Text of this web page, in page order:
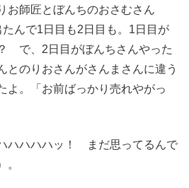
お師匠とぼんちのおさむさん
んで1日目も2日目も。1日目が
で、2日目がぼんちさんやった
のりおさんがさんまさんに違う
よ。「お前ばっかり売れやがっ
ハハハハッ！ まだ思ってるんで
。